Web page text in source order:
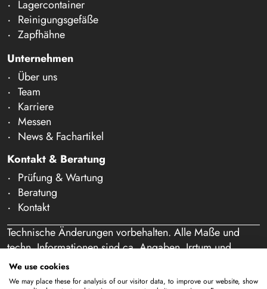
Lagercontainer
Reinigungsgefäße
Zapfhähne
Unternehmen
Über uns
Team
Karriere
Messen
News & Fachartikel
Kontakt & Beratung
Prüfung & Wartung
Beratung
Kontakt
Technische Änderungen vorbehalten. Alle Maße und
techn. Informationen sind ca. Angaben. Irrtum und
Schreibfehler vorbehalten. Unser Angebot richtet sich
ausschließlich an Gewerbetreibende im Sinne des § 14
We use cookies
We may place these for analysis of our visitor data, to improve our website, show